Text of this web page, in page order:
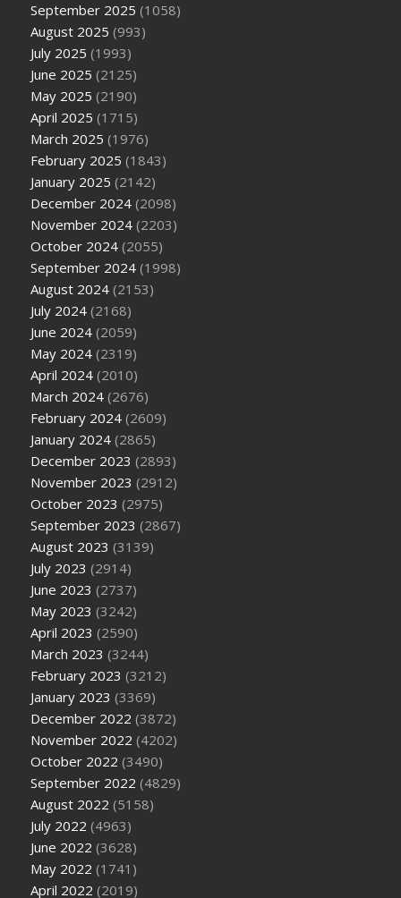
September 2025 (1058)
August 2025 (993)
July 2025 (1993)
June 2025 (2125)
May 2025 (2190)
April 2025 (1715)
March 2025 (1976)
February 2025 (1843)
January 2025 (2142)
December 2024 (2098)
November 2024 (2203)
October 2024 (2055)
September 2024 (1998)
August 2024 (2153)
July 2024 (2168)
June 2024 (2059)
May 2024 (2319)
April 2024 (2010)
March 2024 (2676)
February 2024 (2609)
January 2024 (2865)
December 2023 (2893)
November 2023 (2912)
October 2023 (2975)
September 2023 (2867)
August 2023 (3139)
July 2023 (2914)
June 2023 (2737)
May 2023 (3242)
April 2023 (2590)
March 2023 (3244)
February 2023 (3212)
January 2023 (3369)
December 2022 (3872)
November 2022 (4202)
October 2022 (3490)
September 2022 (4829)
August 2022 (5158)
July 2022 (4963)
June 2022 (3628)
May 2022 (1741)
April 2022 (2019)